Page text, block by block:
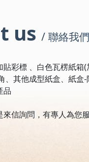
us / 聯絡我們
彩標 、白色瓦楞紙箱
、其他成型紙盒、紙盒
品
信詢問，有專人為您服